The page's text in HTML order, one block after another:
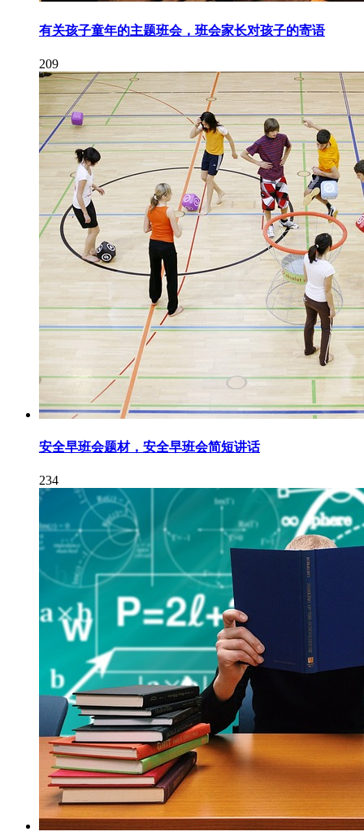
有关孩子童年的主题班会，班会家长对孩子的寄语
209
安全早班会题材，安全早班会简短讲话
234